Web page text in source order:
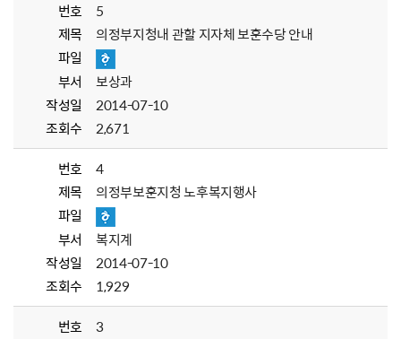
번호
5
제목
의정부지청내 관할 지자체 보훈수당 안내
파일
부서
보상과
작성일
2014-07-10
조회수
2,671
번호
4
제목
의정부보훈지청 노후복지행사
파일
부서
복지계
작성일
2014-07-10
조회수
1,929
번호
3